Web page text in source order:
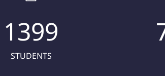
1399
STUDENTS